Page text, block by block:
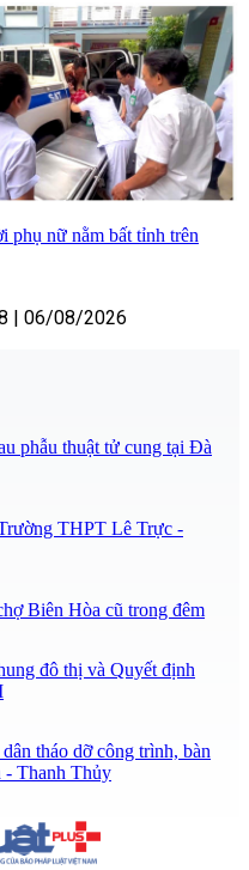
phụ nữ nằm bất tỉnh trên
06/08/2026
phẫu thuật tử cung tại Đà
THPT Lê Trực -
Biên Hòa cũ trong đêm
đô thị và Quyết định
tháo dỡ công trình, bàn
- Thanh Thủy